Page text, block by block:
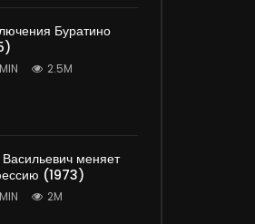
Буратино
2.5M
меняет
(1973)
2M